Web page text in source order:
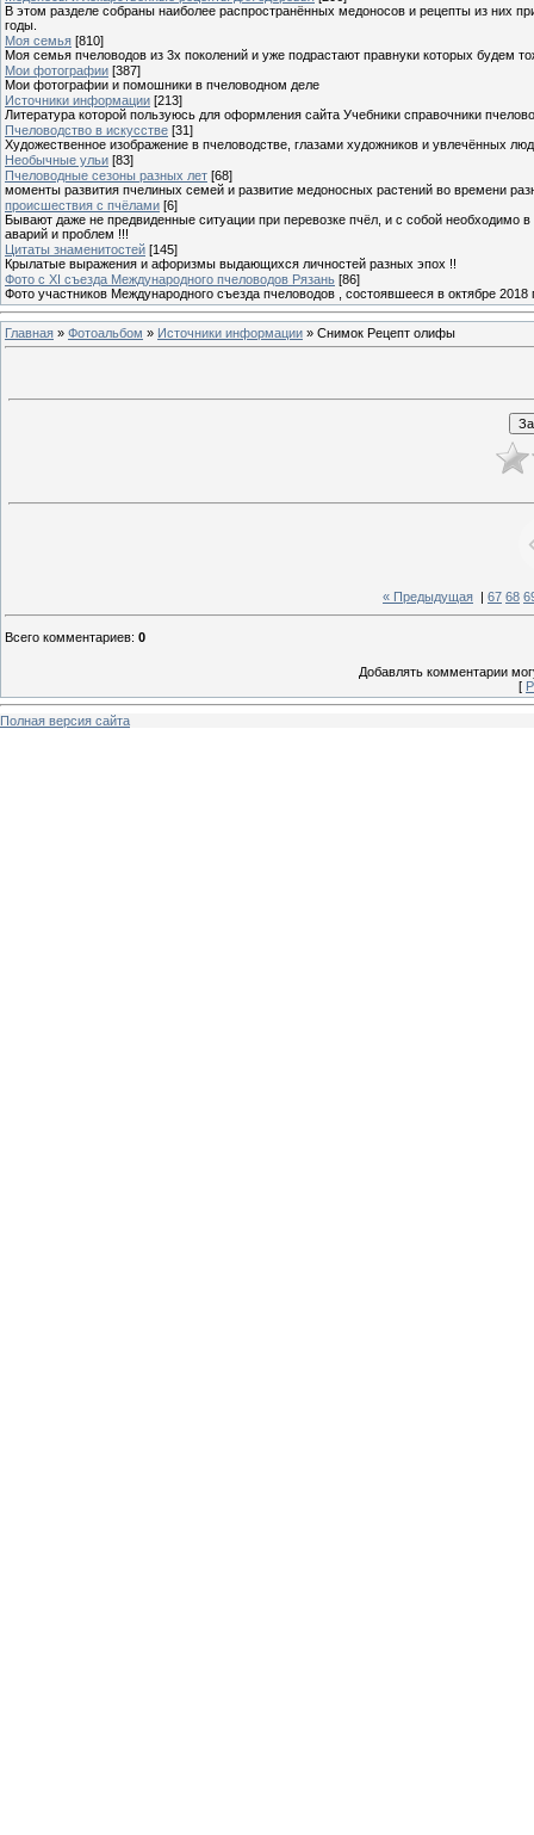
В этом разделе собраны наиболее распространённых медоносов и рецепты из них
годы.
Моя семья [810]
Моя семья пчеловодов из 3х поколений и уже подрастают правнуки которых будем
Мои фотографии [387]
Мои фотографии и помошники в пчеловодном деле
Источники информации [213]
Литература которой пользуюсь для оформления сайта Учебники справочники
Пчеловодство в искусстве [31]
Художественное изображение в пчеловодстве, глазами художников и увлечённых
Необычные ульи [83]
Пчеловодные сезоны разных лет [68]
моменты развития пчелиных семей и развитие медоносных растений во времени
происшествия с пчёлами [6]
Бывают даже не предвиденные ситуации при перевозке пчёл, и с собой необходимо
аварий и проблем !!!
Цитаты знаменитостей [145]
Крылатые выражения и афоризмы выдающихся личностей разных эпох !!
Фото с XI съезда Международного пчеловодов Рязань [86]
Фото участников Международного съезда пчеловодов , состоявшееся в октябре 2018
Главная » Фотоальбом » Источники информации » Снимок Рецепт олифы
« Предыдущая 67 68
Всего комментариев: 0
Добавлять комментарии
[
Полная версия сайта